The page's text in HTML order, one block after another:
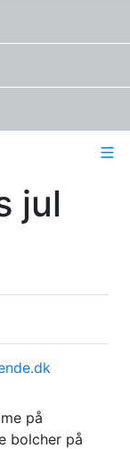
jul
på
bolcher på